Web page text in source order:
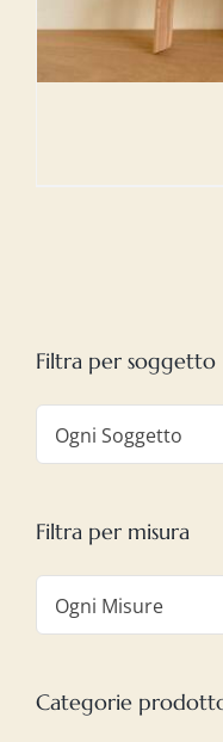
Filtra per soggetto
Ogni Soggetto
Filtra per misura
Ogni Misure
Categorie